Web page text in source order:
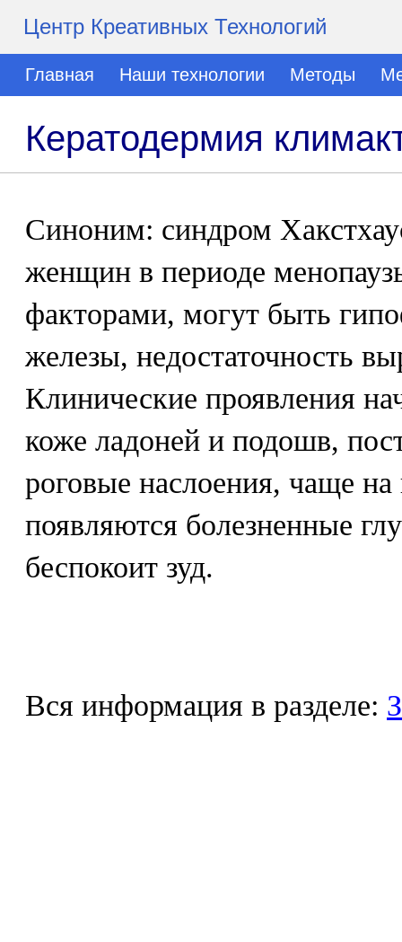
Центр Креативных Технологий
Главная Наши технологии Методы
Кератодермия
Синоним: синдром
женщин в периоде
факторами, могут быть
железы, недостаточность
Клинические проявления
коже ладоней и подошв,
роговые наслоения, чаще
появляются болезненные
беспокоит зуд.
Вся информация в разделе: